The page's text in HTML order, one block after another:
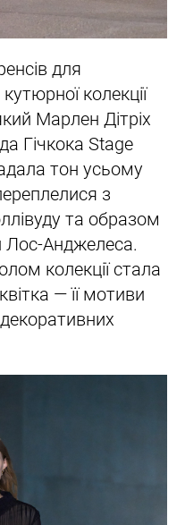
для
колекції
Марлен Дітріх
Гічкока Stage
тон усьому
з
та образом
Лос-Анджелеса.
колекції стала
— її мотиви